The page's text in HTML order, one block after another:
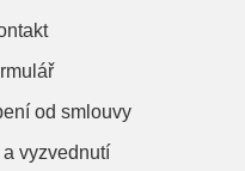
od smlouvy
vyzvednutí